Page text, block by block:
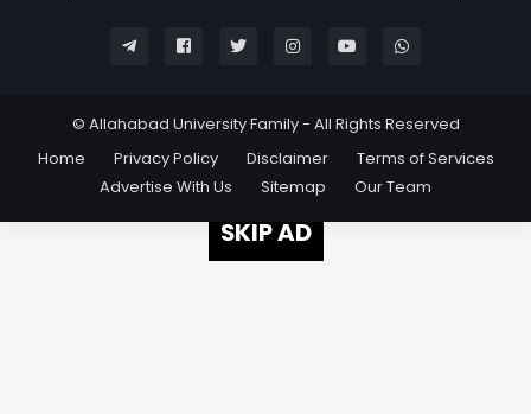
© Allahabad University Family - All Rights Reserved
Home
Privacy Policy Disclaimer
Terms of Services
Advertise With Us
Sitemap Our Team
SKIP AD